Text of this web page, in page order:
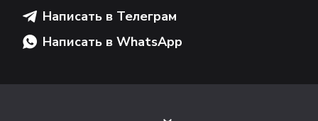
Написать в Телеграм
Написать в WhatsApp